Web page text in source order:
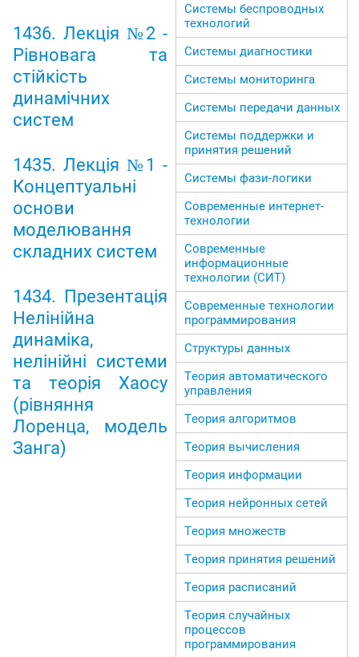
1436. Лекція №2 -
Рівновага та
стійкість
динамічних
систем
1435. Лекція №1 -
Концептуальні
основи
моделювання
складних систем
1434. Презентація
Нелінійна
динаміка,
нелінійні системи
та теорія Хаосу
(рівняння
Лоренца, модель
Занга)
Системы беспроводных
технологий
Системы диагностики
Системы мониторинга
Системы передачи данных
Системы поддержки и
принятия решений
Системы фази-логики
Современные интернет-
технологии
Современные
информационные
технологии (СИТ)
Современные технологии
программирования
Структуры данных
Теория автоматического
управления
Теория алгоритмов
Теория вычисления
Теория информации
Теория нейронных сетей
Теория множеств
Теория принятия решений
Теория расписаний
Теория случайных
процессов
программирования